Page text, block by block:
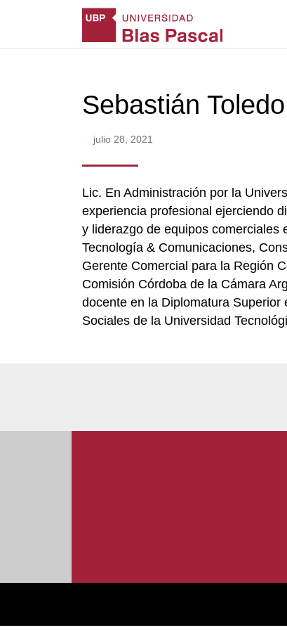
Sebastián Toledo
julio 28, 2021
Lic. En Administración por la
experiencia profesional ejerciendo
y liderazgo de equipos comerciales
Tecnología & Comunicaciones,
Gerente Comercial para la Región
Comisión Córdoba de la Cámara
docente en la Diplomatura
Sociales de la Universidad